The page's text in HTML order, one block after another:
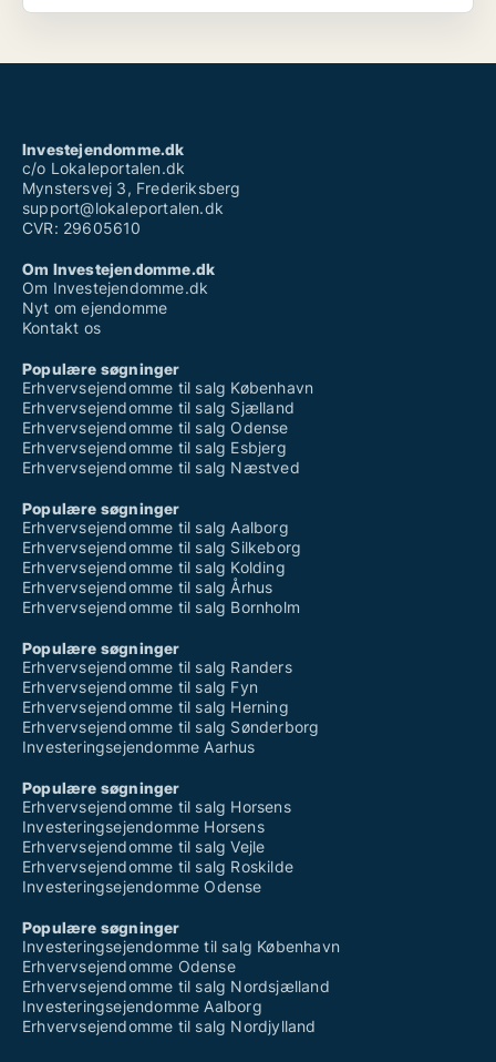
Investejendomme.dk
c/o Lokaleportalen.dk
Mynstersvej 3, Frederiksberg
support@lokaleportalen.dk
CVR: 29605610
Om Investejendomme.dk
Om Investejendomme.dk
Nyt om ejendomme
Kontakt os
Populære søgninger
Erhvervsejendomme til salg København
Erhvervsejendomme til salg Sjælland
Erhvervsejendomme til salg Odense
Erhvervsejendomme til salg Esbjerg
Erhvervsejendomme til salg Næstved
Populære søgninger
Erhvervsejendomme til salg Aalborg
Erhvervsejendomme til salg Silkeborg
Erhvervsejendomme til salg Kolding
Erhvervsejendomme til salg Århus
Erhvervsejendomme til salg Bornholm
Populære søgninger
Erhvervsejendomme til salg Randers
Erhvervsejendomme til salg Fyn
Erhvervsejendomme til salg Herning
Erhvervsejendomme til salg Sønderborg
Investeringsejendomme Aarhus
Populære søgninger
Erhvervsejendomme til salg Horsens
Investeringsejendomme Horsens
Erhvervsejendomme til salg Vejle
Erhvervsejendomme til salg Roskilde
Investeringsejendomme Odense
Populære søgninger
Investeringsejendomme til salg København
Erhvervsejendomme Odense
Erhvervsejendomme til salg Nordsjælland
Investeringsejendomme Aalborg
Erhvervsejendomme til salg Nordjylland